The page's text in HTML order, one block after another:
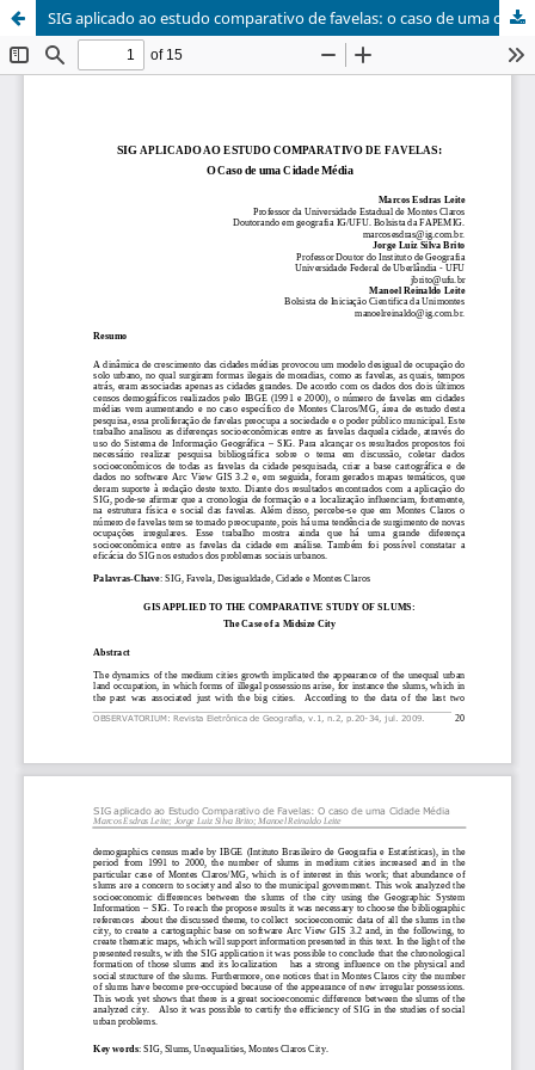
SIG aplicado ao estudo comparativo de favelas: o caso de uma cidade média / GIS applied to the comparative study of slums: the case of a midsize city